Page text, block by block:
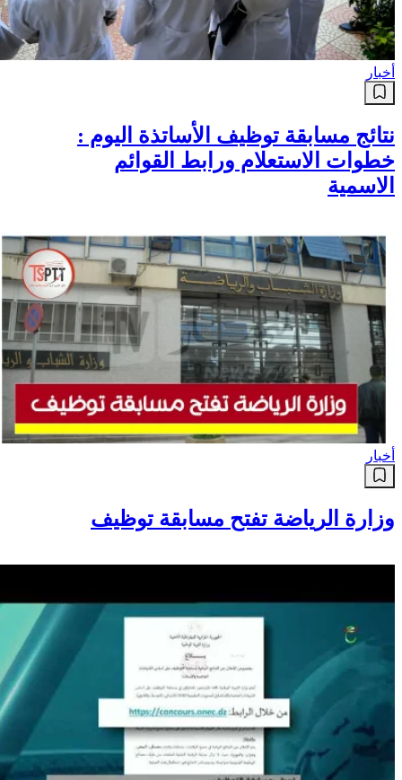
أخبار
نتائج مسابقة توظيف الأساتذة اليوم :
خطوات الاستعلام ورابط القوائم
الاسمية
أخبار
وزارة الرياضة تفتح مسابقة توظيف